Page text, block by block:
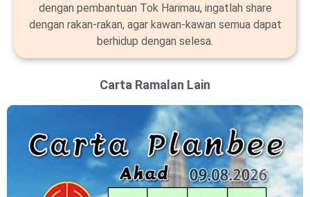
dengan pembantuan Tok Harimau, ingatlah share
dengan rakan-rakan, agar kawan-kawan semua dapat
berhidup dengan selesa.
Carta Ramalan Lain